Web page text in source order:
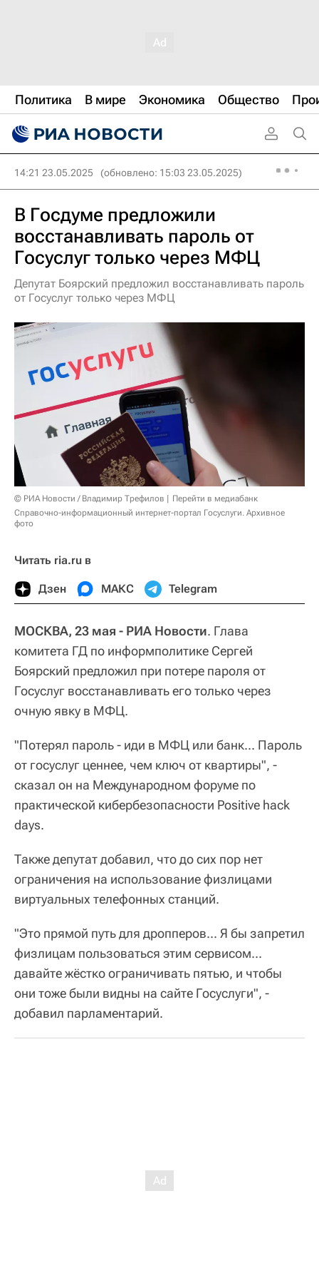
Политика В мире Экономика Общество
14:21 23.05.2025 (обновлено: 15:03 23.05.2025)
В Госдуме предложили
восстанавливать пароль от
Госуслуг только через МФЦ
Депутат Боярский предложил восстанавливать пароль
от Госуслуг только через МФЦ
© РИА Новости / Владимир Трефилов
Перейти в медиабанк
Справочно-информационный интернет-портал Госуслуги. Архивное
фото
Читать ria.ru в
Дзен МАКС Telegram
МОСКВА, 23 мая - РИА Новости. Глава
комитета ГД по информполитике Сергей
Боярский предложил при потере пароля от
Госуслуг восстанавливать его только через
очную явку в МФЦ.
"Потерял пароль - иди в МФЦ или банк... Пароль
от госуслуг ценнее, чем ключ от квартиры", -
сказал он на Международном форуме по
практической кибербезопасности Positive hack
days.
Также депутат добавил, что до сих пор нет
ограничения на использование физлицами
виртуальных телефонных станций.
"Это прямой путь для дропперов... Я бы запретил
физлицам пользоваться этим сервисом...
давайте жёстко ограничивать пятью, и чтобы
они тоже были видны на сайте Госуслуги", -
добавил парламентарий.